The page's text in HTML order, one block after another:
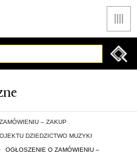
– ZAKUP
DZIEDZICTWO MUZYKI
OGŁOSZENIE O ZAMÓWIENIU –